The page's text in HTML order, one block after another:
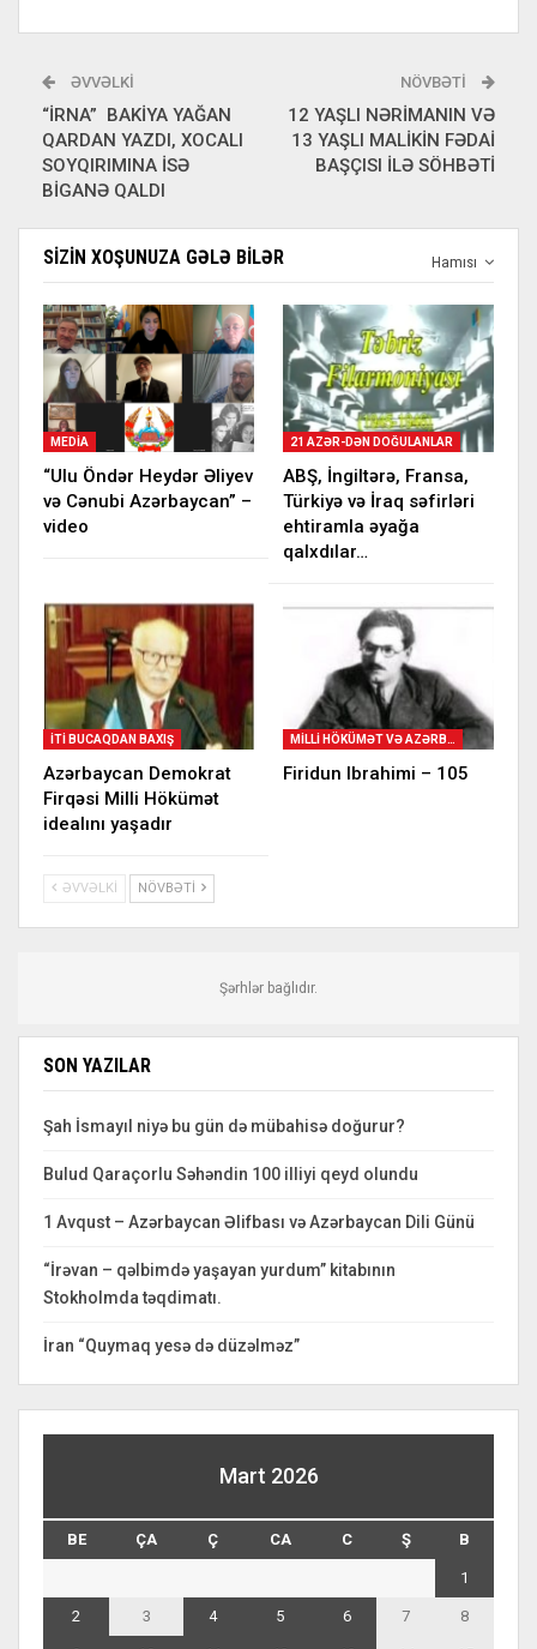
ƏVVƏLKI
“İRNA” BAKİYA YAĞAN
QARDAN YAZDI, XOCALI
SOYQIRIMINA İSƏ
BİGANƏ QALDI
NÖVBƏTI
12 YAŞLI NƏRİMANIN VƏ
13 YAŞLI MALİKİN FƏDAİ
BAŞÇISI İLƏ SÖHBƏTİ
Hamısı
SIZIN XOŞUNUZA GƏLƏ BILƏR
MEDIA
“Ulu Öndər Heydər Əliyev
və Cənubi Azərbaycan” –
video
21 AZƏR-DƏN DOĞULANLAR
ABŞ, İngiltərə, Fransa,
Türkiyə və İraq səfirləri
ehtiramla əyağa
qalxdılar…
İTI BUCAQDAN BAXIŞ
Azərbaycan Demokrat
Firqəsi Milli Hökümət
idealını yaşadır
MILLI HÖKÜMƏT VƏ AZƏRBAYCAN RUZNAMƏSI
Firidun Ibrahimi – 105
ƏVVƏLKI NÖVBƏTI
Şərhlər bağlıdır.
SON YAZILAR
Şah İsmayıl niyə bu gün də mübahisə doğurur?
Bulud Qaraçorlu Səhəndin 100 illiyi qeyd olundu
1 Avqust – Azərbaycan Əlifbası və Azərbaycan Dili Günü
“İrəvan – qəlbimdə yaşayan yurdum” kitabının
Stokholmda təqdimatı.
İran “Quymaq yesə də düzəlməz”
Mart 2026
BE ÇA Ç CA C Ş B
1
2 3 4 5 6 7 8